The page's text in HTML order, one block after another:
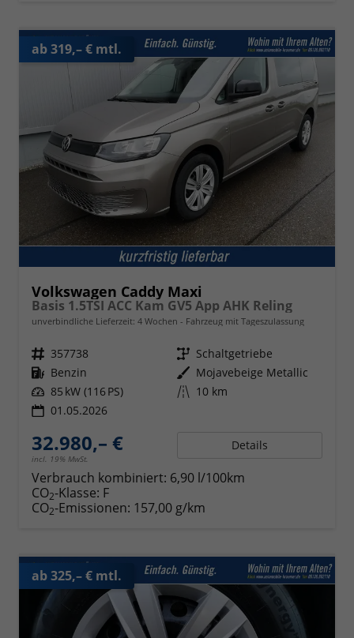
ab 319,– € mtl.
Volkswagen Caddy Maxi
Basis 1.5TSI ACC Kam GV5 App AHK Reling
unverbindliche Lieferzeit: 4 Wochen Fahrzeug mit Tageszulassung
Fahrzeugnr. 357738 Getriebe Schaltgetriebe
Kraftstoff Benzin Außenfarbe Mojavebeige Metallic
Leistung 85 kW (116 PS) Kilometerstand 10 km
01.05.2026
32.980,– €
incl. 19% MwSt.
Details
Verbrauch kombiniert: 6,90 l/100km
CO2-Klasse: F
CO2-Emissionen: 157,00 g/km
ab 325,– € mtl.